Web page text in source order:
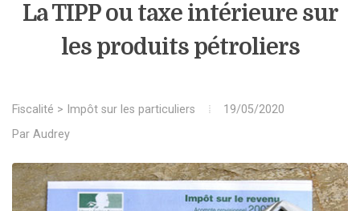
La TIPP ou taxe intérieure sur
les produits pétroliers
Fiscalité > Impôt sur les particuliers
19/05/2020
Par Audrey